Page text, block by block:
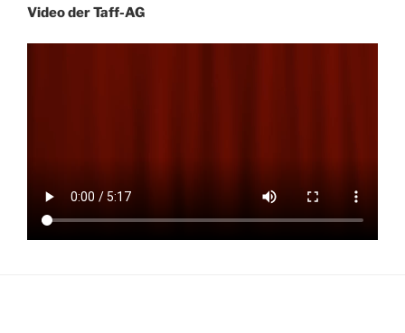
Video der Taff-AG